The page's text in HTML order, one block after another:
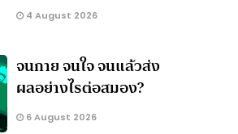
4 August 2026
จนกาย จนใจ จนแล้วส่ง
ผลอย่างไรต่อสมอง?
6 August 2026